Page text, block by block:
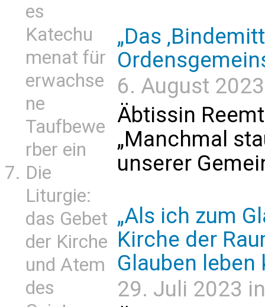
es
Katechu
menat für
erwachse
ne
Taufbewe
rber ein
Die
Liturgie:
das Gebet
der Kirche
und Atem
des
„Das
6. August
Äbtissin
„Manchmal
unserer
„Als ich zum
Kirche der
Glauben leben
29. Juli 2023